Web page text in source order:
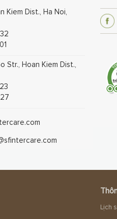
Kiem Dist., Ha Noi,
Str., Hoan Kiem Dist.,
Lịch